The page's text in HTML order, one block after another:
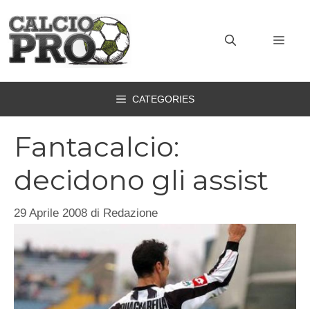
contenuto
CATEGORIES
Fantacalcio:
decidono gli assist
29 Aprile 2008 di Redazione